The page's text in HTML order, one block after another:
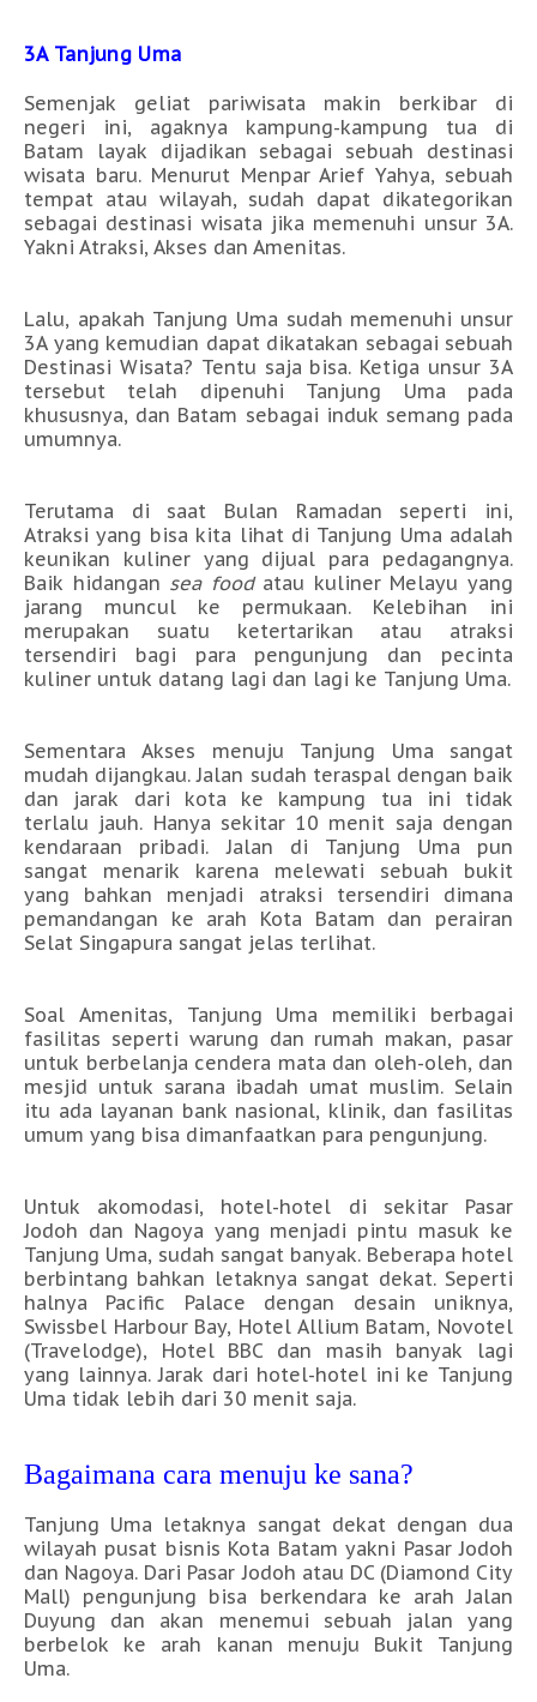
3A Tanjung Uma
Semenjak geliat pariwisata makin berkibar di
negeri ini, agaknya kampung-kampung tua di
Batam layak dijadikan sebagai sebuah destinasi
wisata baru. Menurut Menpar Arief Yahya, sebuah
tempat atau wilayah, sudah dapat dikategorikan
sebagai destinasi wisata jika memenuhi unsur 3A.
Yakni Atraksi, Akses dan Amenitas.
Lalu, apakah Tanjung Uma sudah memenuhi unsur
3A yang kemudian dapat dikatakan sebagai sebuah
Destinasi Wisata? Tentu saja bisa. Ketiga unsur 3A
tersebut telah dipenuhi Tanjung Uma pada
khususnya, dan Batam sebagai induk semang pada
umumnya.
Terutama di saat Bulan Ramadan seperti ini,
Atraksi yang bisa kita lihat di Tanjung Uma adalah
keunikan kuliner yang dijual para pedagangnya.
Baik hidangan sea food atau kuliner Melayu yang
jarang muncul ke permukaan. Kelebihan ini
merupakan suatu ketertarikan atau atraksi
tersendiri bagi para pengunjung dan pecinta
kuliner untuk datang lagi dan lagi ke Tanjung Uma.
SementaraAkses menuju Tanjung Uma sangat
mudah dijangkau. Jalan sudah teraspal dengan baik
dan jarak dari kota ke kampung tua ini tidak
terlalu jauh. Hanya sekitar 10 menit saja dengan
kendaraan pribadi. Jalan di Tanjung Uma pun
sangat menarik karena melewati sebuah bukit
yang bahkan menjadi atraksi tersendiri dimana
pemandangan ke arah Kota Batam dan perairan
Selat Singapura sangat jelas terlihat.
Soal Amenitas, Tanjung Uma memiliki berbagai
fasilitas seperti warung dan rumah makan, pasar
untuk berbelanja cendera mata dan oleh-oleh, dan
mesjid untuk sarana ibadah umat muslim. Selain
itu ada layanan bank nasional, klinik, dan fasilitas
umum yang bisa dimanfaatkan para pengunjung.
Untuk akomodasi, hotel-hotel di sekitar Pasar
Jodoh dan Nagoya yang menjadi pintu masuk ke
Tanjung Uma, sudah sangat banyak. Beberapa hotel
berbintang bahkan letaknya sangat dekat. Seperti
halnya Pacific Palace dengan desain uniknya,
Swissbel Harbour Bay, Hotel Allium Batam, Novotel
(Travelodge), Hotel BBC dan masih banyak lagi
yang lainnya. Jarak dari hotel-hotel ini ke Tanjung
Uma tidak lebih dari 30 menit saja.
Bagaimana cara menuju ke sana?
Tanjung Uma letaknya sangat dekat dengan dua
wilayah pusat bisnis Kota Batam yakni Pasar Jodoh
dan Nagoya. Dari Pasar Jodoh atau DC (Diamond City
Mall) pengunjung bisa berkendara ke arah Jalan
Duyung dan akan menemui sebuah jalan yang
berbelok ke arah kanan menuju Bukit Tanjung
Uma.